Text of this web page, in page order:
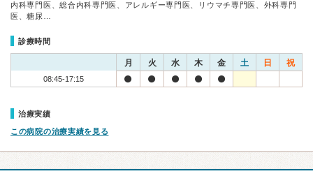
内科専門医、総合内科専門医、アレルギー専門医、リウマチ専門医、外科専門
医、糖尿…
診療時間
月 火 水 木 金 土 日 祝
08:45-17:15
治療実績
この病院の治療実績を見る